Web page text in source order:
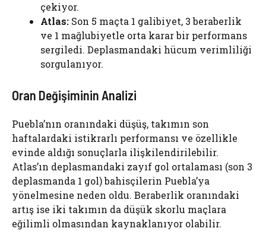
çekiyor.
Atlas: Son 5 maçta 1 galibiyet, 3 beraberlik
ve 1 mağlubiyetle orta karar bir performans
sergiledi. Deplasmandaki hücum verimliliği
sorgulanıyor.
Oran Değişiminin Analizi
Puebla’nın oranındaki düşüş, takımın son
haftalardaki istikrarlı performansı ve özellikle
evinde aldığı sonuçlarla ilişkilendirilebilir.
Atlas’ın deplasmandaki zayıf gol ortalaması (son 3
deplasmanda 1 gol) bahisçilerin Puebla’ya
yönelmesine neden oldu. Beraberlik oranındaki
artış ise iki takımın da düşük skorlu maçlara
eğilimli olmasından kaynaklanıyor olabilir.